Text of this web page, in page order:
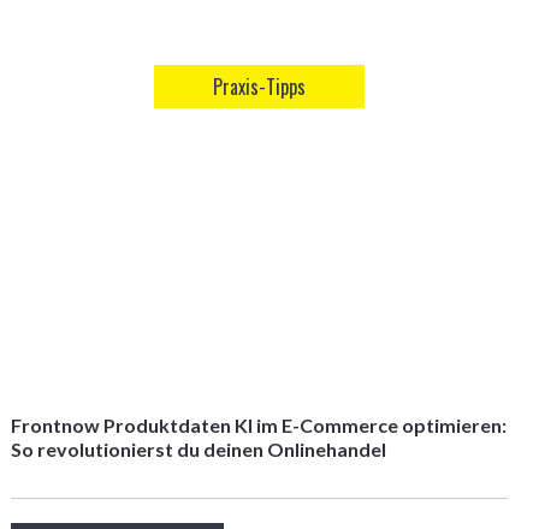
Praxis-Tipps
Frontnow Produktdaten KI im E-Commerce optimieren:
So revolutionierst du deinen Onlinehandel